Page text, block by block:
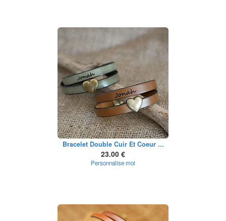
Bracelet Double Cuir Et Coeur ...
23.00 €
Personnalise moi